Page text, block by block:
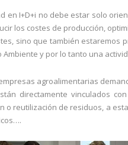
en I+D+i no debe estar solo
los costes de producción,
sino que también estaremos
Ambiente y por lo tanto una
agroalimentarias
directamente vinculados
o reutilización de residuos, a